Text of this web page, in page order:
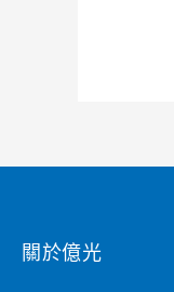
關於億光